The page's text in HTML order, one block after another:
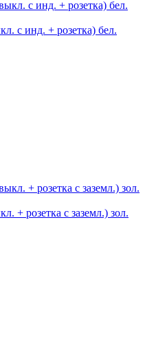
с инд. + розетка) бел.
+ розетка с заземл.) зол.